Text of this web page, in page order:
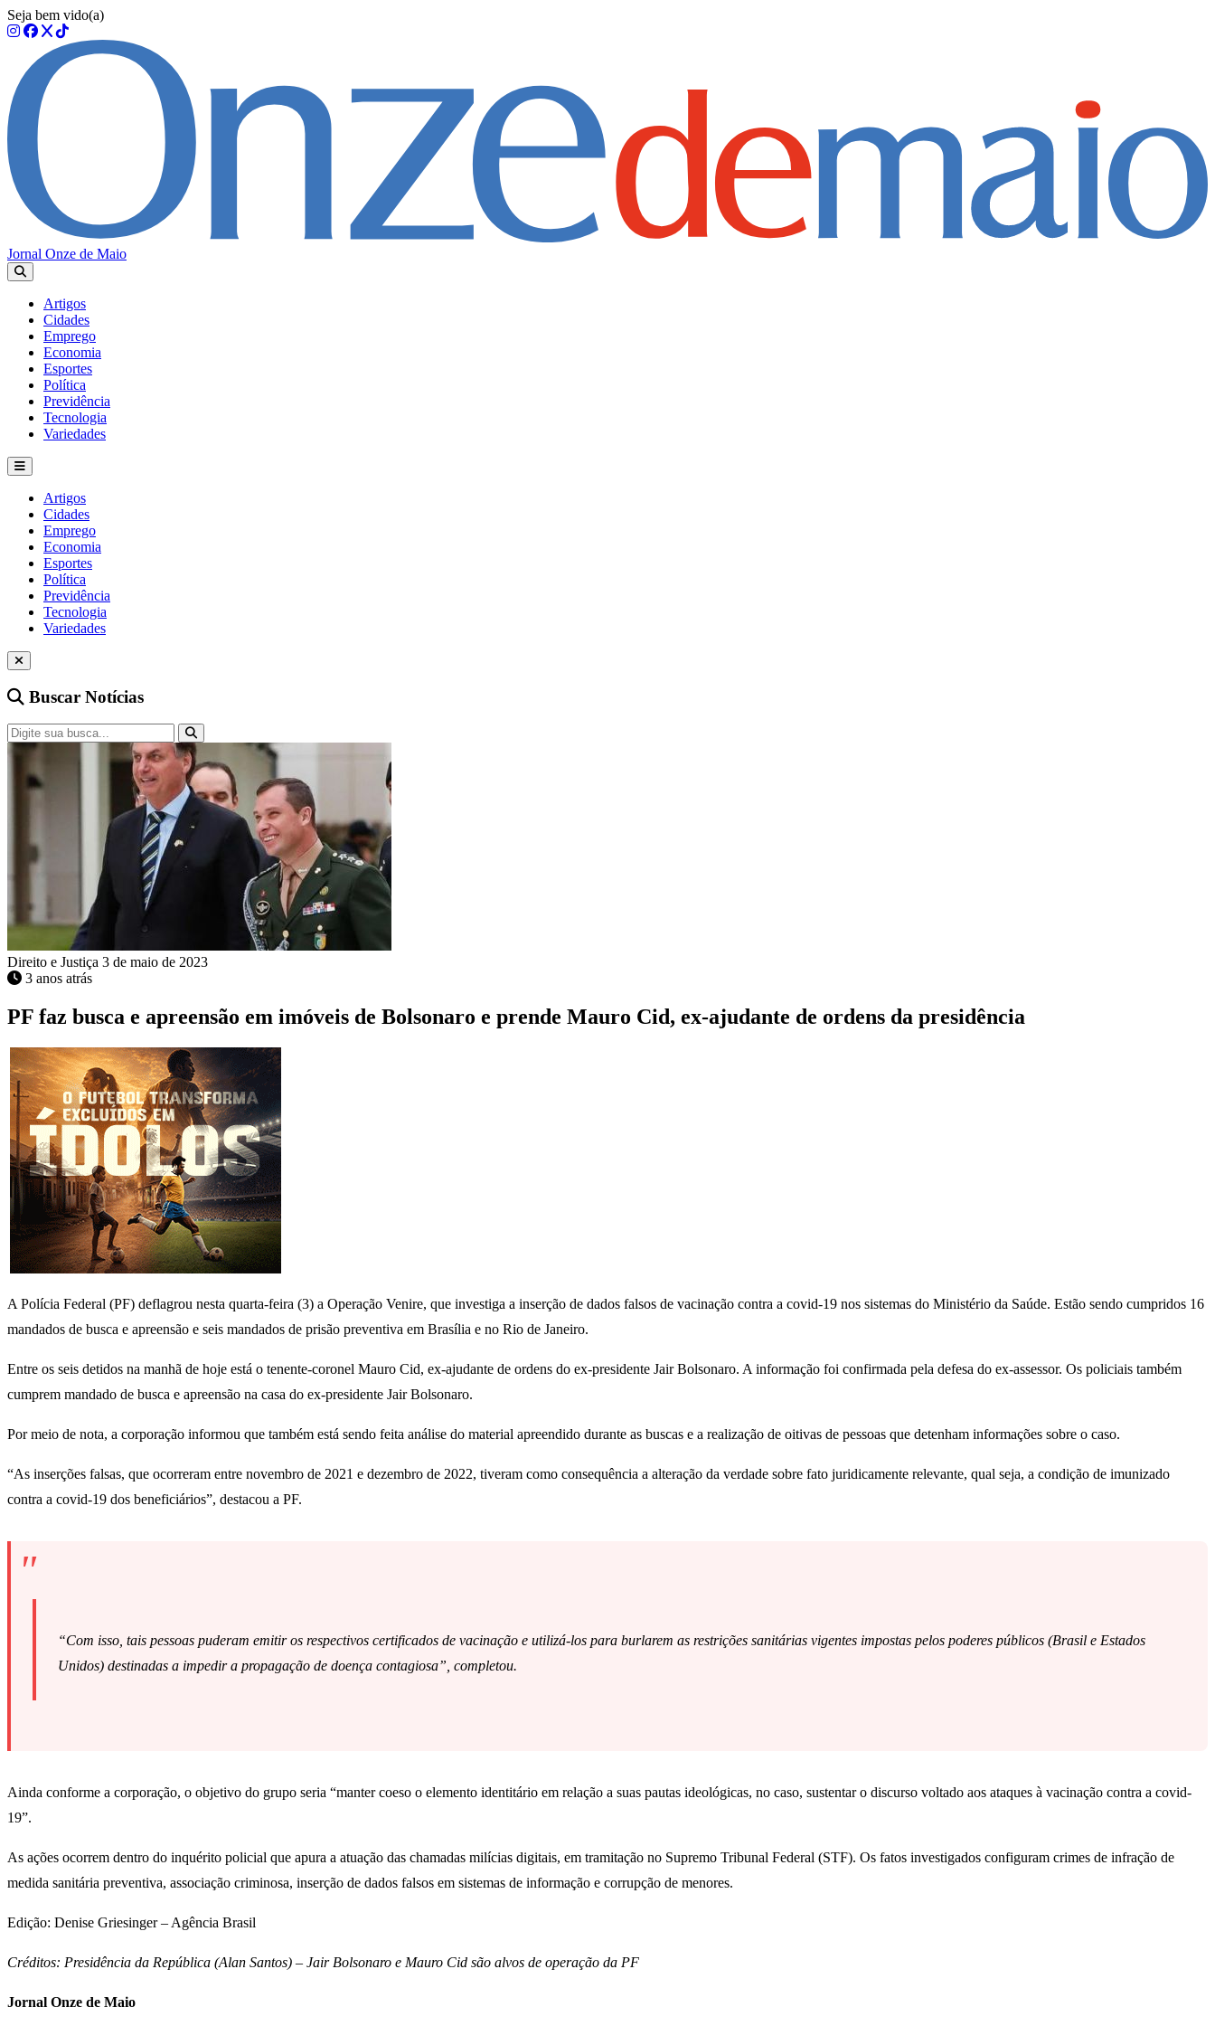
Seja bem vido(a)
Jornal Onze de Maio
Artigos
Cidades
Emprego
Economia
Esportes
Política
Previdência
Tecnologia
Variedades
Artigos
Cidades
Emprego
Economia
Esportes
Política
Previdência
Tecnologia
Variedades
Buscar Notícias
Direito e Justiça 3 de maio de 2023
3 anos atrás
PF faz busca e apreensão em imóveis de Bolsonaro e prende Mauro Cid, ex-ajudante de ordens da presidência
A Polícia Federal (PF) deflagrou nesta quarta-feira (3) a Operação Venire, que investiga a inserção de dados falsos de vacinação contra a covid-19 nos sistemas do Ministério da Saúde. Estão sendo cumpridos 16
mandados de busca e apreensão e seis mandados de prisão preventiva em Brasília e no Rio de Janeiro.
Entre os seis detidos na manhã de hoje está o tenente-coronel Mauro Cid, ex-ajudante de ordens do ex-presidente Jair Bolsonaro. A informação foi confirmada pela defesa do ex-assessor. Os policiais também
cumprem mandado de busca e apreensão na casa do ex-presidente Jair Bolsonaro.
Por meio de nota, a corporação informou que também está sendo feita análise do material apreendido durante as buscas e a realização de oitivas de pessoas que detenham informações sobre o caso.
“As inserções falsas, que ocorreram entre novembro de 2021 e dezembro de 2022, tiveram como consequência a alteração da verdade sobre fato juridicamente relevante, qual seja, a condição de imunizado
contra a covid-19 dos beneficiários”, destacou a PF.
“Com isso, tais pessoas puderam emitir os respectivos certificados de vacinação e utilizá-los para burlarem as restrições sanitárias vigentes impostas pelos poderes públicos (Brasil e Estados
Unidos) destinadas a impedir a propagação de doença contagiosa”, completou.
Ainda conforme a corporação, o objetivo do grupo seria “manter coeso o elemento identitário em relação a suas pautas ideológicas, no caso, sustentar o discurso voltado aos ataques à vacinação contra a covid-
19”.
As ações ocorrem dentro do inquérito policial que apura a atuação das chamadas milícias digitais, em tramitação no Supremo Tribunal Federal (STF). Os fatos investigados configuram crimes de infração de
medida sanitária preventiva, associação criminosa, inserção de dados falsos em sistemas de informação e corrupção de menores.
Edição: Denise Griesinger – Agência Brasil
Créditos: Presidência da República (Alan Santos) – Jair Bolsonaro e Mauro Cid são alvos de operação da PF
Jornal Onze de Maio